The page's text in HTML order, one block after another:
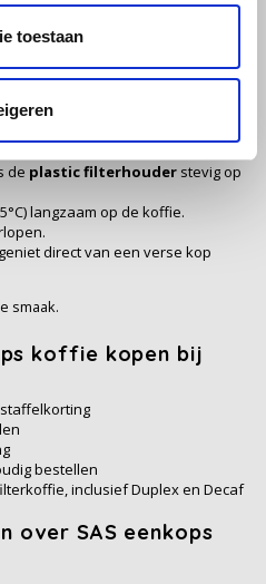
toestaan
met een medium branding,
aroma. Ideaal voor wie cafeïne wil
eenplastic filterhoudervoor
eenkops filterkoffie?
de plastic filterhouder stevig op
langzaam op de koffie.
direct van een verse kop
smaak.
koffie kopen bij
bestellen
inclusief Duplex en Decaf
over SAS eenkops